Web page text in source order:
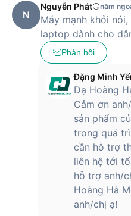
Âm thanh
Công
nghệ âm
thanh
Âm thanh của
EnhancerHi-
Khe đọc
Có
Intel Killer BE
Bluetooth v5.4
2x
Delivery 3.1)
3x Type-A
1x HDMI 2.1
1x RJ45
N
Nguyễn Phát năm
Máy mạnh khỏi
laptop dành cho dân
Phản hồi
Đặng Minh
Dạ Hoàng
Cảm ơn
sản phẩm
trong quá
cần hỗ trợ
liên hệ tới
hỗ trợ anh/
Hoàng Hà
anh/chị ạ!